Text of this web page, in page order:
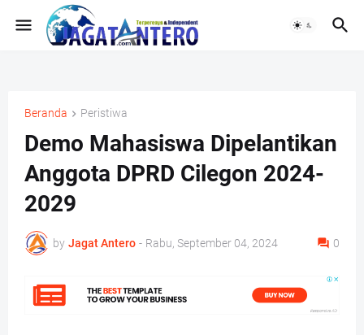
Beranda Peristiwa
Demo Mahasiswa Dipelantikan
Anggota DPRD Cilegon 2024-
2029
by Jagat Antero - Rabu, September 04, 2024 0